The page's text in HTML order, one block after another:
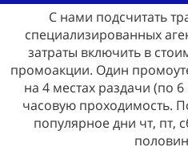
С нами подсчитать
специализированных
затраты включить в
промоакции. Один
на 4 местах раздачи (по
часовую проходимость.
популярное дни чт, пт,